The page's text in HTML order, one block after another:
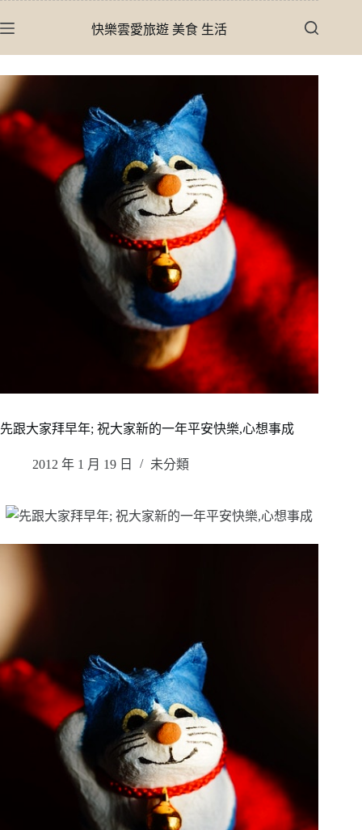
至
內
容
快樂雲愛旅遊 美食 生活
先跟大家拜早年; 祝大家新的一年平安快樂,心想事成
2012 年 1 月 19 日 未分類